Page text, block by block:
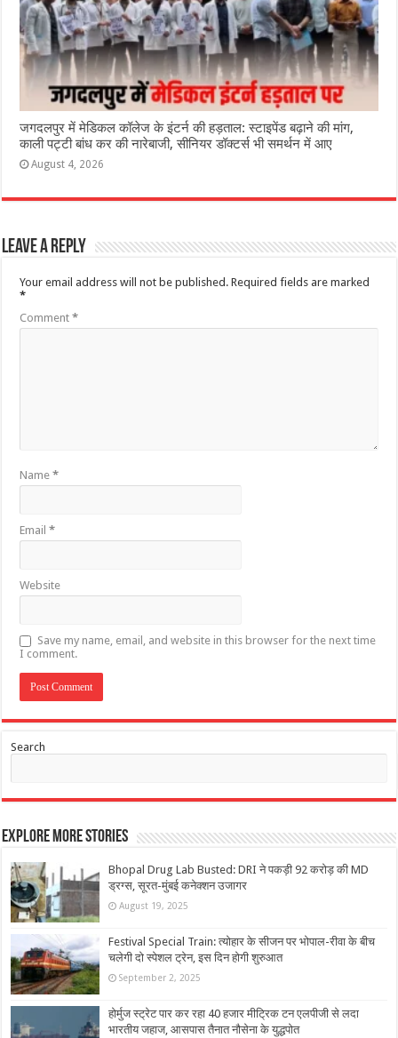
जगदलपुर में मेडिकल कॉलेज के इंटर्न की हड़ताल: स्टाइपेंड बढ़ाने की मांग,
काली पट्टी बांध कर की नारेबाजी, सीनियर डॉक्टर्स भी समर्थन में आए
August 4, 2026
Leave a Reply
Your email address will not be published. Required fields are marked
*
Comment*
Name*
Email*
Website
Save my name, email, and website in this browser for the next time
I comment.
Search
Explore More Stories
Bhopal Drug Lab Busted: DRI ने पकड़ी 92 करोड़ की MD
ड्रग्स, सूरत-मुंबई कनेक्शन उजागर
August 19, 2025
Festival Special Train: त्योहार के सीजन पर भोपाल-रीवा के बीच
चलेगी दो स्पेशल ट्रेन, इस दिन होगी शुरुआत
September 2, 2025
होर्मुज स्ट्रेट पार कर रहा 40 हजार मीट्रिक टन एलपीजी से लदा
भारतीय जहाज, आसपास तैनात नौसेना के युद्धपोत